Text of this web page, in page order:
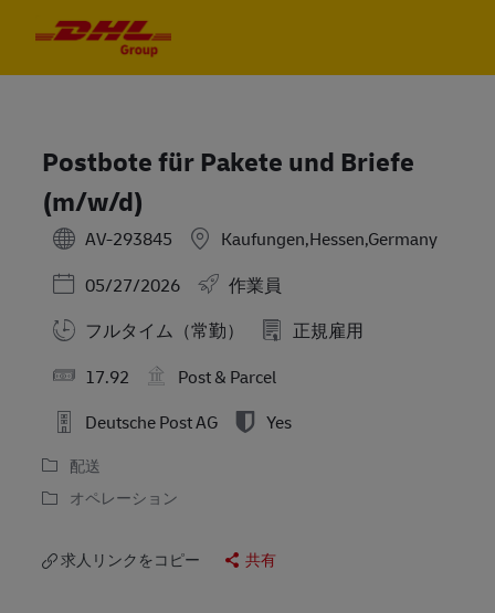
Postbote für Pakete und Briefe
(m/w/d)
AV-293845
Kaufungen,Hessen,Germany
Posted Date
05/27/2026
作業員
フルタイム（常勤）
正規雇用
17.92
Post & Parcel
Deutsche Post AG
Yes
配送
オペレーション
求人リンクをコピー 共有